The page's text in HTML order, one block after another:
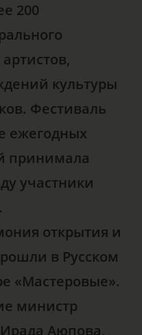
200
культуры
Фестиваль
ежегодных
принимала
участники
открытия и
в Русском
«Мастеровые».
министр
Ирада Аюпова,